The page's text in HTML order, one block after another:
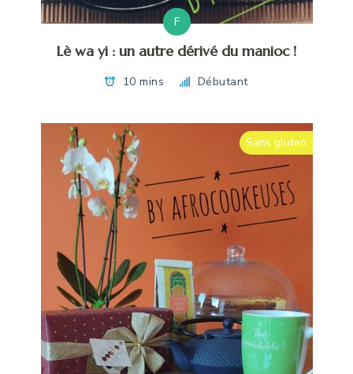
F
Lè wa yi : un autre dérivé du manioc !
10 mins Débutant
Sans gluten